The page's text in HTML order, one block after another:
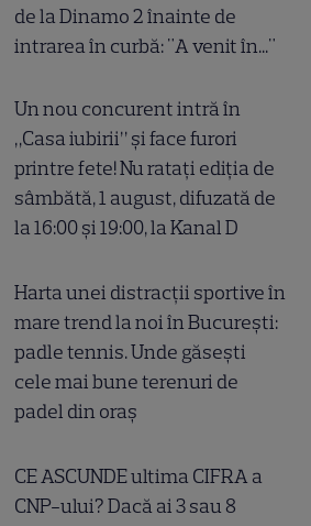
de la Dinamo 2 înainte de
intrarea în curbă: "A venit în..."
Un nou concurent intră în
„Casa iubirii” și face furori
printre fete! Nu ratați ediția de
sâmbătă, 1 august, difuzată de
la 16:00 și 19:00, la Kanal D
Harta unei distracții sportive în
mare trend la noi în București:
padle tennis. Unde găsești
cele mai bune terenuri de
padel din oraș
CE ASCUNDE ultima CIFRA a
CNP-ului? Dacă ai 3 sau 8